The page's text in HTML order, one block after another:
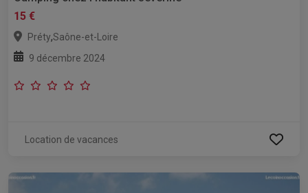
15 €
Préty,Saône-et-Loire
9 décembre 2024
Location de vacances